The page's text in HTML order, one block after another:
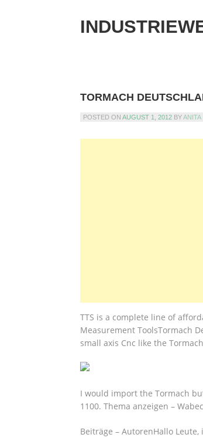
TORMACH
POSTED ON AUGUST 1, 2012 BYANITA
TTS is a complete line of
Measurement ToolsTormach
small axis Cnc like the
I would import the Tormach
1100. Thema anzeigen –
Beiträge – ‎AutorenHallo